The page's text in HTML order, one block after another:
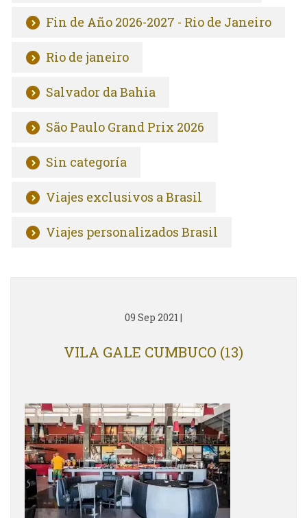
Fin de Año 2026-2027 - Rio de Janeiro
Rio de janeiro
Salvador da Bahia
São Paulo Grand Prix 2026
Sin categoría
Viajes exclusivos a Brasil
Viajes personalizados Brasil
09 Sep 2021 |
VILA GALE CUMBUCO (13)